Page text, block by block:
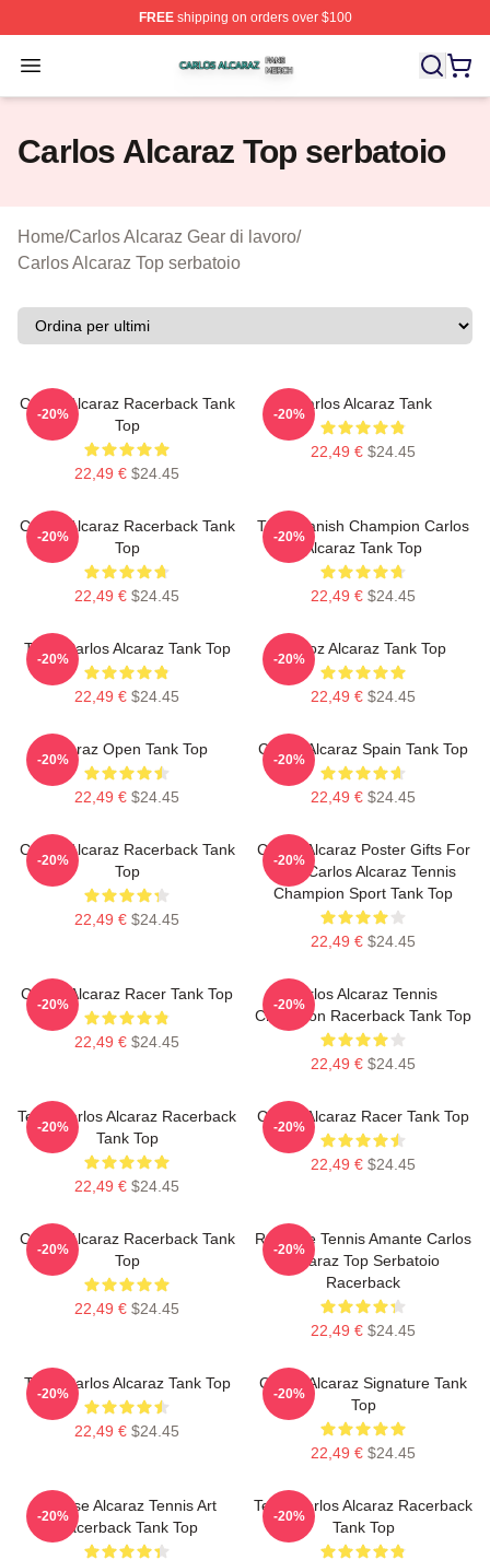
FREEshipping on orders over $100
Open menu
Carlos Alcaraz Shop ⚡️ Officially Licensed Carlos
Carlos Alcaraz Top serbatoio
Home/Carlos Alcaraz Gear di lavoro/
Carlos Alcaraz Top serbatoio
Carlos Alcaraz Racerback Tank
Top
22,49 € $24.45
-20%
Carlos Alcaraz Tank
22,49 € $24.45
-20%
Carlos Alcaraz Racerback Tank
Top
22,49 € $24.45
-20%
The Spanish Champion Carlos
Alcaraz Tank Top
22,49 € $24.45
-20%
Tenis Carlos Alcaraz Tank Top
22,49 € $24.45
-20%
Carloz Alcaraz Tank Top
22,49 € $24.45
-20%
Alcaraz Open Tank Top
22,49 € $24.45
-20%
Carlos Alcaraz Spain Tank Top
22,49 € $24.45
-20%
Carlos Alcaraz Racerback Tank
Top
22,49 € $24.45
-20%
Carlos Alcaraz Poster Gifts For
Him, Carlos Alcaraz Tennis
Champion Sport Tank Top
22,49 € $24.45
-20%
Carlos Alcaraz Racer Tank Top
22,49 € $24.45
-20%
Carlos Alcaraz Tennis
Champion Racerback Tank Top
22,49 € $24.45
-20%
Tenis Carlos Alcaraz Racerback
Tank Top
22,49 € $24.45
-20%
Carlos Alcaraz Racer Tank Top
22,49 € $24.45
-20%
Carlos Alcaraz Racerback Tank
Top
22,49 € $24.45
-20%
Ragazze Tennis Amante Carlos
Alcaraz Top Serbatoio
Racerback
22,49 € $24.45
-20%
Tenis Carlos Alcaraz Tank Top
22,49 € $24.45
-20%
Carlos Alcaraz Signature Tank
Top
22,49 € $24.45
-20%
Intense Alcaraz Tennis Art
Racerback Tank Top
-20%
Tenis Carlos Alcaraz Racerback
Tank Top
-20%